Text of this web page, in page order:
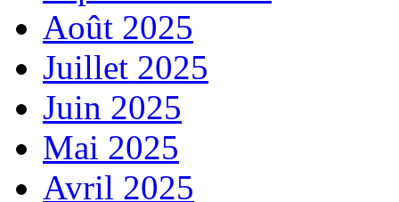
Août 2025
Juillet 2025
Juin 2025
Mai 2025
Avril 2025